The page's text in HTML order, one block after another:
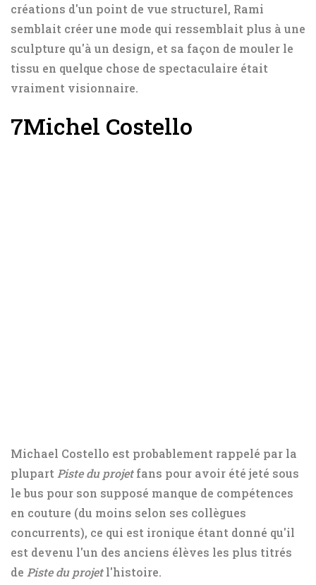
créations d'un point de vue structurel, Rami
semblait créer une mode qui ressemblait plus à une
sculpture qu'à un design, et sa façon de mouler le
tissu en quelque chose de spectaculaire était
vraiment visionnaire.
7Michel Costello
Michael Costello est probablement rappelé par la
plupart Piste du projetfans pour avoir été jeté sous
le bus pour son supposé manque de compétences
en couture (du moins selon ses collègues
concurrents), ce qui est ironique étant donné qu'il
est devenu l'un des anciens élèves les plus titrés
de Piste du projetl'histoire.